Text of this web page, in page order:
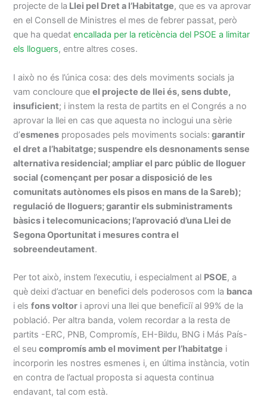
projecte de la Llei pel Dret a l’Habitatge, que es va aprovar
en el Consell de Ministres el mes de febrer passat, però
que ha quedatencallada per la reticència del PSOE a limitar
els lloguers, entre altres coses.
I això no és l’única cosa: des dels moviments socials ja
vam concloure queel projecte de llei és, sens dubte,
insuficient; i instem la resta de partits en el Congrés a no
aprovar la llei en cas que aquesta no inclogui una sèrie
d’esmenes proposades pels moviments socials: garantir
el dret a l’habitatge; suspendre els desnonaments sense
alternativa residencial; ampliar el parc públic de lloguer
social (començant per posar a disposició de les
comunitats autònomes els pisos en mans de la Sareb);
regulació de lloguers; garantir els subministraments
bàsics i telecomunicacions; l’aprovació d’una Llei de
Segona Oportunitat i mesures contra el
sobreendeutament.
Per tot això, instem l’executiu, i especialment al PSOE, a
què deixi d’actuar en benefici dels poderosos com la banca
i elsfons voltor i aprovi una llei que beneficiï al 99% de la
població. Per altra banda, volem recordar a la resta de
partits -ERC, PNB, Compromís, EH-Bildu, BNG i Más País-
el seucompromís amb el moviment per l’habitatge i
incorporin les nostres esmenes i, en última instància, votin
en contra de l’actual proposta si aquesta continua
endavant, tal com està.